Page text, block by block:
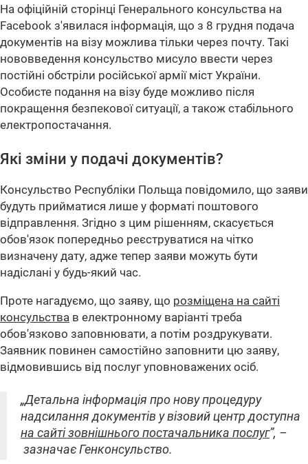
На офіційній сторінці Генерального консульства на
Facebook з'явилася інформація, що з 8 грудня подача
документів на візу можлива тільки через почту. Такі
нововведення консульство мисуло ввести через
постійні обстріли російської армії міст України.
Особисте подання на візу буде можливо після
покращення безпекової ситуації, а також стабільного
електропостачання.
Які зміни у подачі документів?
Консульство Республіки Польща повідомило, що заяви
будуть прийматися лише у форматі поштового
відправлення. Згідно з цим рішенням, скасується
обов'язок попередньо реєструватися на чітко
визначену дату, адже тепер заяви можуть бути
надіслані у будь-який час.
Проте нагадуємо, що заяву, що розміщена на сайті
консульства в електронному варіанті треба
обов'язково заповнювати, а потім роздрукувати.
Заявник повинен самостійно заповнити цю заяву,
відмовившись від послуг уповноважених осіб.
„Детальна інформація про нову процедуру
надсилання документів у візовий центр доступна
на сайті зовнішнього постачальника послуг”, –
зазначає Генконсульство.